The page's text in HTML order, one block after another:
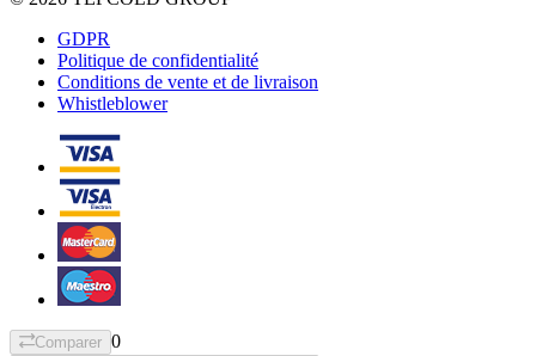
GDPR
Politique de confidentialité
Conditions de vente et de livraison
Whistleblower
Comparer 0